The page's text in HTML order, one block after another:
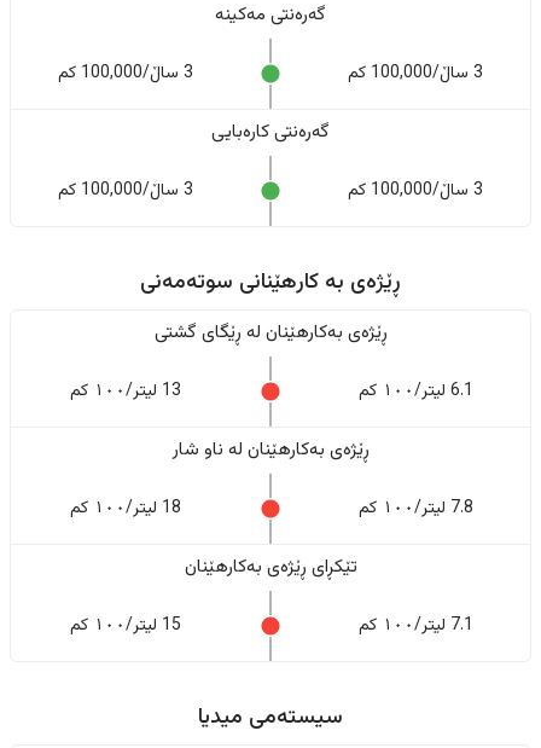
گەرەنتی مەکینە
3 ساڵ/100,000 کم 3 ساڵ/100,000 کم
گەرەنتی کارەبایی
3 ساڵ/100,000 کم 3 ساڵ/100,000 کم
ڕێژەى به کارهێنانی سوتەمەنی
ڕێژەى بەکارهێنان له ڕێگای گشتی
6.1 لیتر/١٠٠ کم 13 لیتر/١٠٠ کم
ڕێژەى بەکارهێنان له ناو شار
7.8 لیتر/١٠٠ کم 18 لیتر/١٠٠ کم
تێکڕای ڕێژەى بەکارهێنان
7.1 لیتر/١٠٠ کم 15 لیتر/١٠٠ کم
سیستەمی میدیا